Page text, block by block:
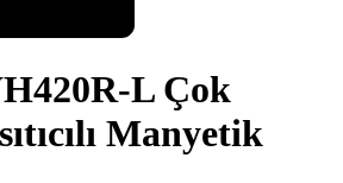
L Çok
Manyetik